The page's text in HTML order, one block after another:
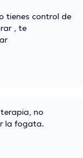
tienes control de
, te
no
la fogata.